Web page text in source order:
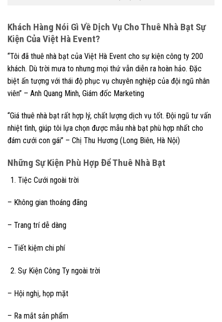
Khách Hàng Nói Gì Về Dịch Vụ Cho Thuê Nhà Bạt Sự
Kiện Của Việt Hà Event?
“Tôi đã thuê nhà bạt của Việt Hà Event cho sự kiện công ty 200
khách. Dù trời mưa to nhưng mọi thứ vẫn diễn ra hoàn hảo. Đặc
biệt ấn tượng với thái độ phục vụ chuyên nghiệp của đội ngũ nhân
viên” – Anh Quang Minh, Giám đốc Marketing
“Giá thuê nhà bạt rất hợp lý, chất lượng dịch vụ tốt. Đội ngũ tư vấn
nhiệt tình, giúp tôi lựa chọn được mẫu nhà bạt phù hợp nhất cho
đám cưới con gái” – Chị Thu Hương (Long Biên, Hà Nội)
Những Sự Kiện Phù Hợp Để Thuê Nhà Bạt
Tiệc Cưới ngoài trời
– Không gian thoáng đãng
– Trang trí dễ dàng
– Tiết kiệm chi phí
Sự Kiện Công Ty ngoài trời
– Hội nghị, họp mặt
– Ra mắt sản phẩm